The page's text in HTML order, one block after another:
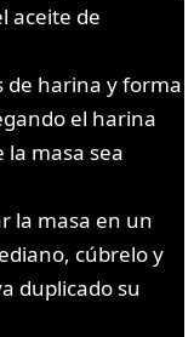
aceite de
de harina y forma
el harina
masa sea
la masa en un
cúbrelo y
duplicado su